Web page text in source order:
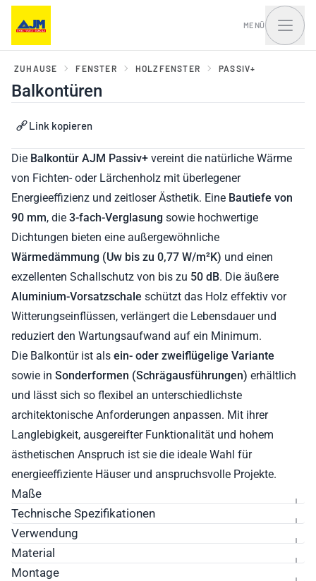
MENÜ
Fenster, Balkontüren
und Schiebesysteme
ZUHAUSE FENSTER HOLZFENSTER PASSIV+
Balkontüren
Link kopieren
Die Balkontür AJM Passiv+ vereint die natürliche Wärme
von Fichten- oder Lärchenholz mit überlegener
Energieeffizienz und zeitloser Ästhetik. Eine Bautiefe von
90 mm, die 3-fach-Verglasung sowie hochwertige
Dichtungen bieten eine außergewöhnliche
Wärmedämmung (Uw bis zu 0,77 W/m²K) und einen
exzellenten Schallschutz von bis zu 50 dB. Die äußere
Aluminium-Vorsatzschale schützt das Holz effektiv vor
Witterungseinflüssen, verlängert die Lebensdauer und
reduziert den Wartungsaufwand auf ein Minimum.
Die Balkontür ist als ein- oder zweiflügelige Variante
sowie in Sonderformen (Schrägausführungen) erhältlich
und lässt sich so flexibel an unterschiedlichste
architektonische Anforderungen anpassen. Mit ihrer
Langlebigkeit, ausgereifter Funktionalität und hohem
ästhetischen Anspruch ist sie die ideale Wahl für
energieeffiziente Häuser und anspruchsvolle Projekte.
Maße
Technische Spezifikationen
Verwendung
Material
Montage